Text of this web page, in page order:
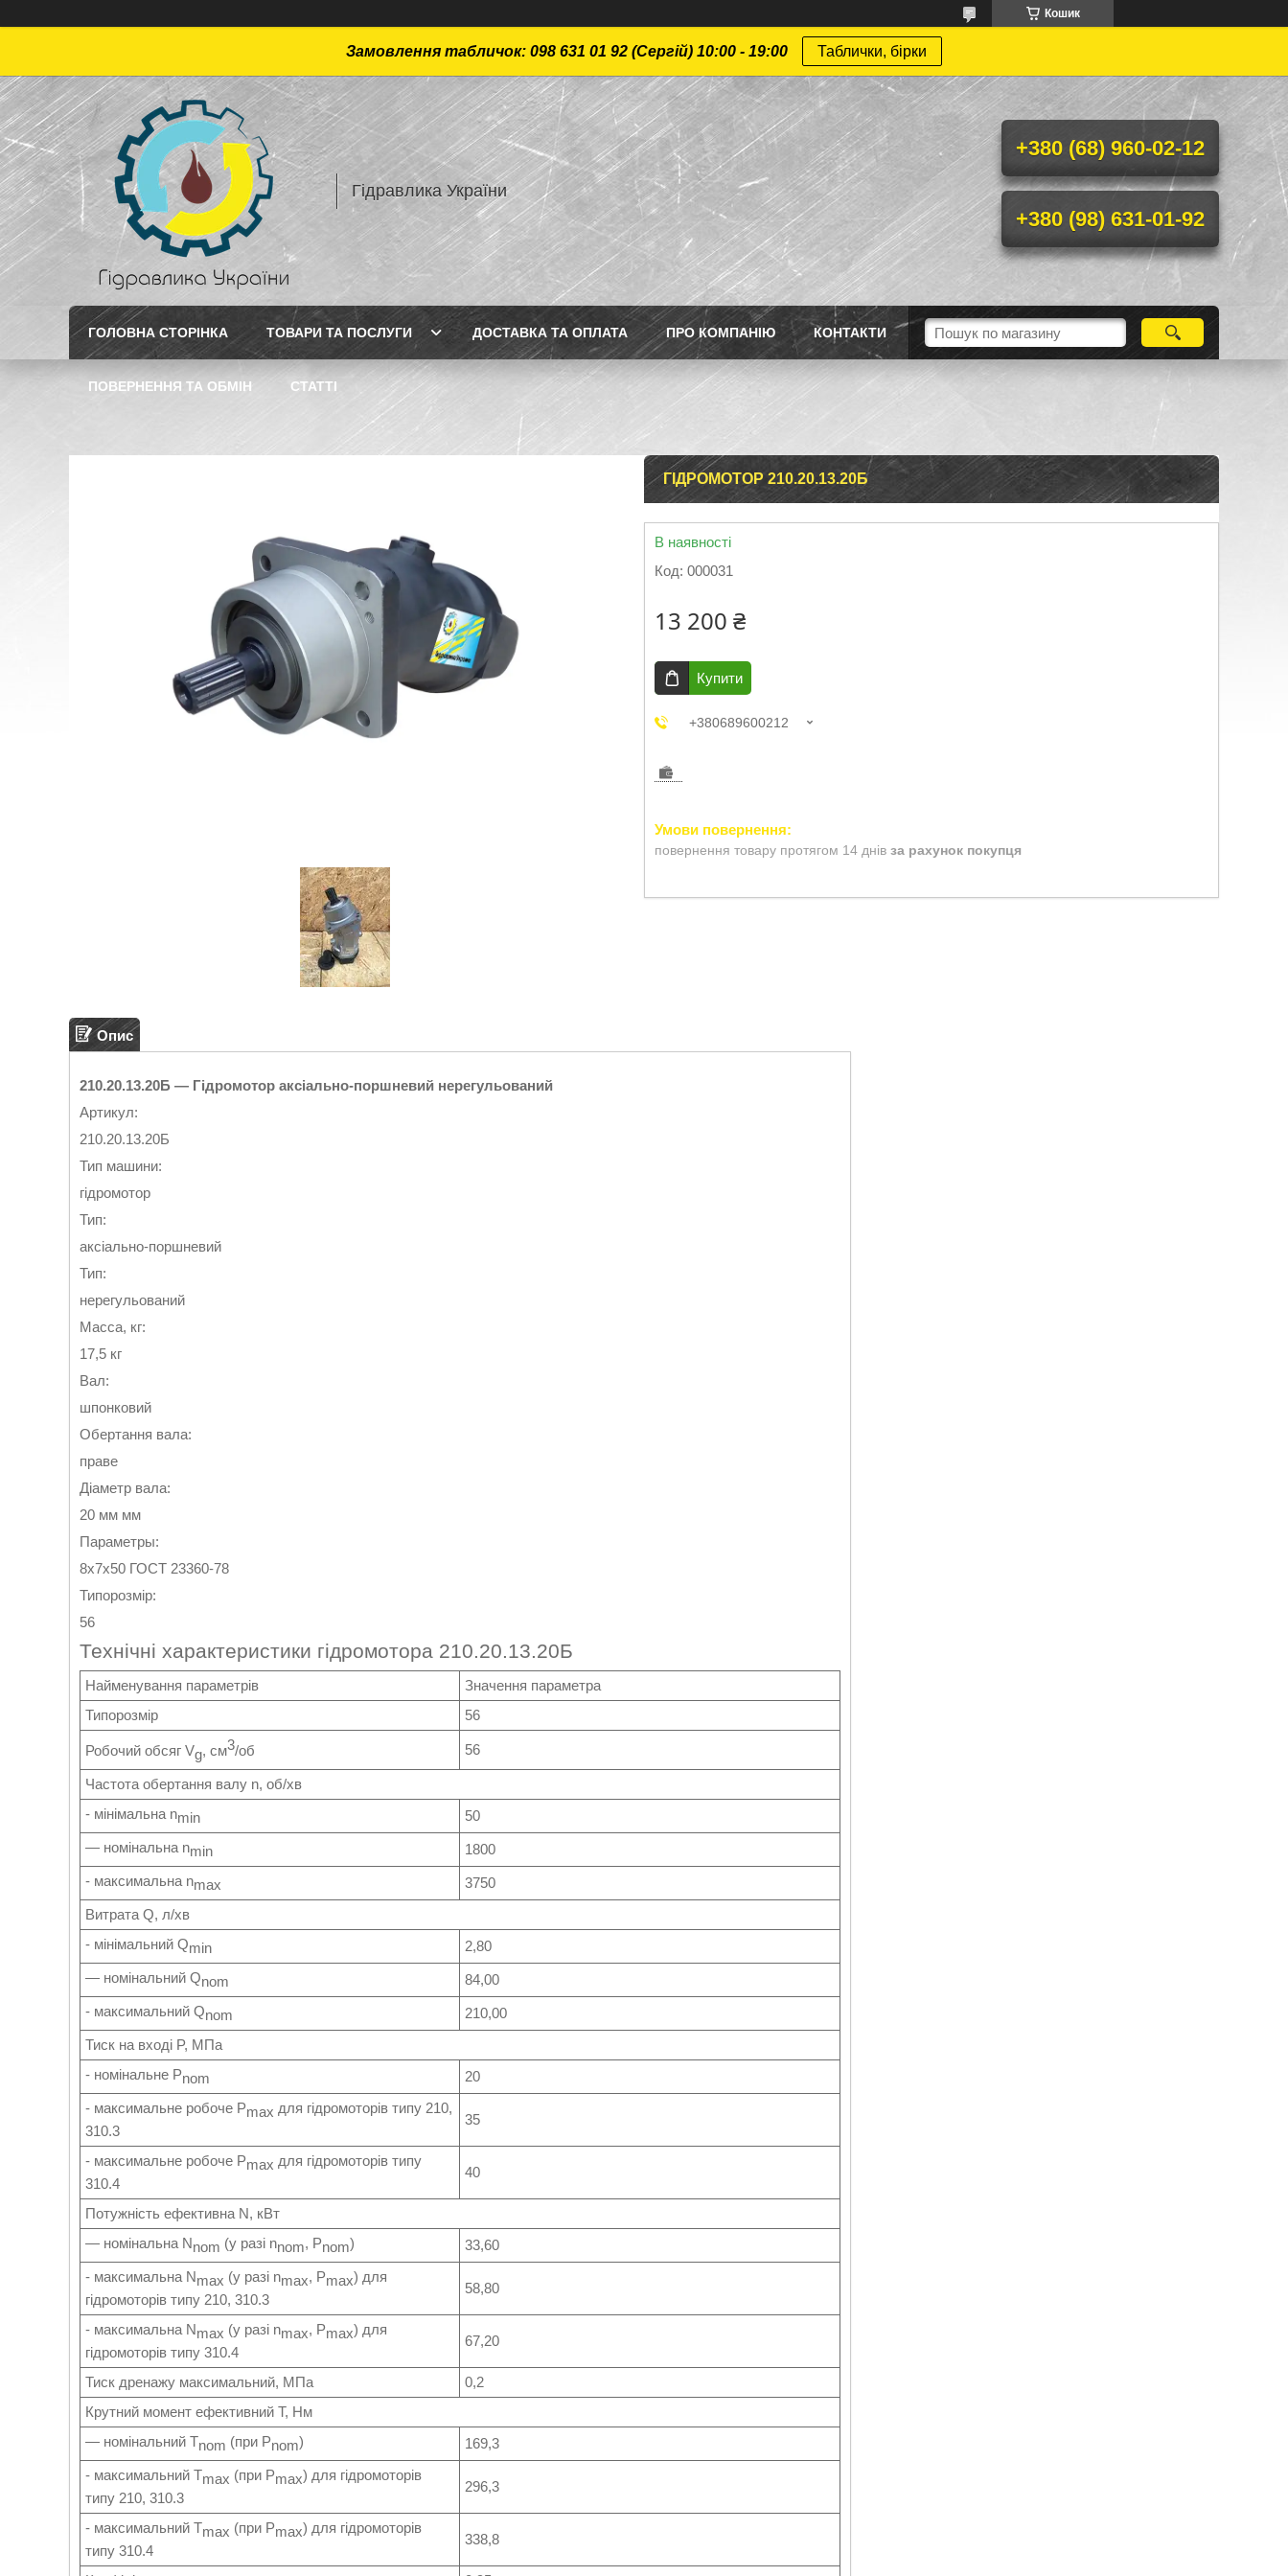
Кошик
Замовлення табличок: 098 631 01 92 (Сергій) 10:00 - 19:00 Таблички, бірки
Гідравлика України
+380 (68) 960-02-12
+380 (98) 631-01-92
ГОЛОВНА СТОРІНКА ТОВАРИ ТА ПОСЛУГИ ДОСТАВКА ТА ОПЛАТА ПРО КОМПАНІЮ КОНТАКТИ
ПОВЕРНЕННЯ ТА ОБМІН СТАТТI
ГІДРОМОТОР 210.20.13.20Б
В наявності
Код: 000031
13 200 ₴
Купити
+380689600212
повернення товару протягом 14 днів за рахунок покупця
Опис
210.20.13.20Б — Гідромотор аксіально-поршневий нерегульований
Артикул:
210.20.13.20Б
Тип машини:
гідромотор
Тип:
аксіально-поршневий
Тип:
нерегульований
Масса, кг:
17,5 кг
Вал:
шпонковий
Обертання вала:
праве
Діаметр вала:
20 мм мм
Параметры:
8x7x50 ГОСТ 23360-78
Типорозмір:
56
Технічні характеристики гідромотора 210.20.13.20Б
Найменування параметрів
Значення параметра
Типорозмір
56
Робочий обсяг Vg, см3/об 56
Частота обертання валу n, об/хв
- мінімальна nmin
50
— номінальна nmin
1800
- максимальна nmax
3750
Витрата Q, л/хв
- мінімальний Qmin
2,80
— номінальний Qnom
84,00
- максимальний Qnom
210,00
Тиск на вході P, МПа
- номінальне Pnom
20
- максимальне робоче Pmax для гідромоторів типу 210,
310.3
35
- максимальне робоче Pmax для гідромоторів типу
310.4
40
Потужність ефективна N, кВт
— номінальна Nnom (у разі nnom, Pnom)
33,60
- максимальна Nmax (у разі nmax, Pmax) для
гідромоторів типу 210, 310.3
58,80
- максимальна Nmax (у разі nmax, Pmax) для
гідромоторів типу 310.4
67,20
Тиск дренажу максимальний, МПа
0,2
Крутний момент ефективний T, Нм
— номінальний Тnom (при Pnom)
169,3
- максимальний Тmax (при Pmax) для гідромоторів
типу 210, 310.3
296,3
- максимальний Тmax (при Pmax) для гідромоторів
типу 310.4
338,8